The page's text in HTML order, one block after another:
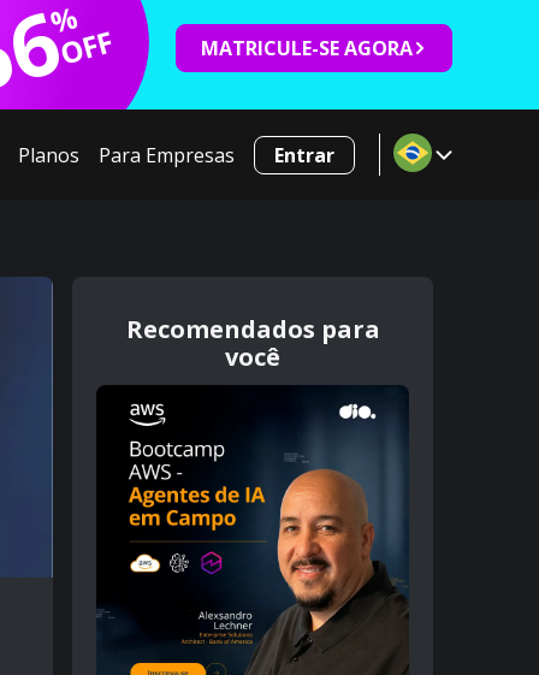
%
OFF MATRICULE-SE AGORA
Planos Para Empresas Entrar
Recomendados para
você